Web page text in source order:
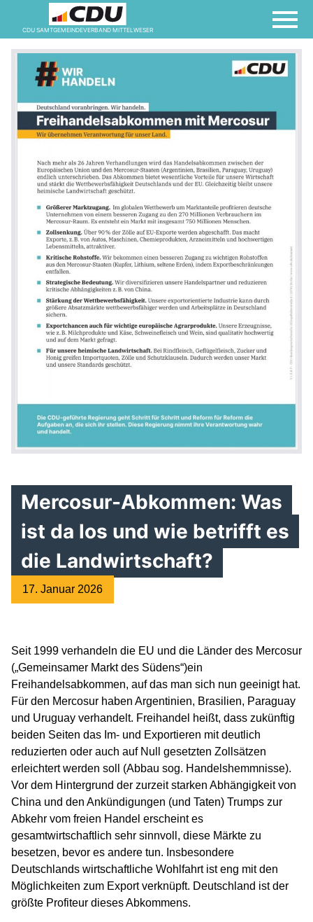
CDU SAMTGEMEINDEVERBAND MITTELWESER
Mercosur-Abkommen: Was
ist da los und wie betrifft es
die Landwirtschaft?
17. Januar 2026
Seit 1999 verhandeln die EU und die Länder des Mercosur
(„Gemeinsamer Markt des Südens“)ein
Freihandelsabkommen, auf das man sich nun geeinigt hat.
Für den Mercosur haben Argentinien, Brasilien, Paraguay
und Uruguay verhandelt. Freihandel heißt, dass zukünftig
beiden Seiten das Im- und Exportieren mit deutlich
reduzierten oder auch auf Null gesetzten Zollsätzen
erleichtert werden soll (Abbau sog. Handelshemmnisse).
Vor dem Hintergrund der zurzeit starken Abhängigkeit von
China und den Ankündigungen (und Taten) Trumps zur
Abkehr vom freien Handel erscheint es
gesamtwirtschaftlich sehr sinnvoll, diese Märkte zu
besetzen, bevor es andere tun. Insbesondere
Deutschlands wirtschaftliche Wohlfahrt ist eng mit den
Möglichkeiten zum Export verknüpft. Deutschland ist der
größte Profiteur dieses Abkommens.